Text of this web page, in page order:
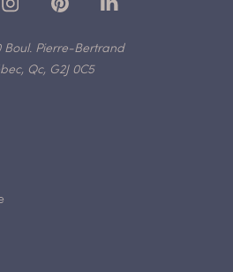
Boul. Pierre-Bertrand
Qc, G2J 0C5